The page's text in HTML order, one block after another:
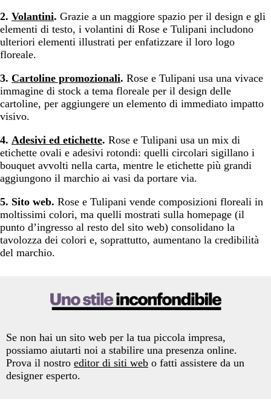
2. Volantini. Grazie a un maggiore spazio per il design e gli
elementi di testo, i volantini di Rose e Tulipani includono
ulteriori elementi illustrati per enfatizzare il loro logo
floreale.
3. Cartoline promozionali. Rose e Tulipani usa una vivace
immagine di stock a tema floreale per il design delle
cartoline, per aggiungere un elemento di immediato impatto
visivo.
4. Adesivi ed etichette. Rose e Tulipani usa un mix di
etichette ovali e adesivi rotondi: quelli circolari sigillano i
bouquet avvolti nella carta, mentre le etichette più grandi
aggiungono il marchio ai vasi da portare via.
5. Sito web. Rose e Tulipani vende composizioni floreali in
moltissimi colori, ma quelli mostrati sulla homepage (il
punto d’ingresso al resto del sito web) consolidano la
tavolozza dei colori e, soprattutto, aumentano la credibilità
del marchio.
Se non hai un sito web per la tua piccola impresa,
possiamo aiutarti noi a stabilire una presenza online.
Prova il nostro editor di siti web o fatti assistere da un
designer esperto.